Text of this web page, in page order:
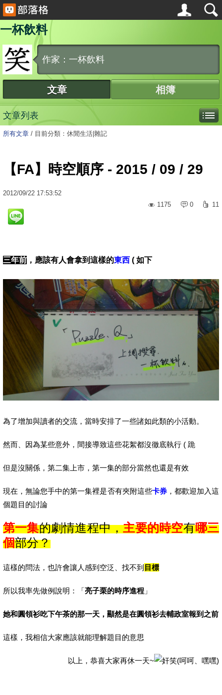
一杯飲料
作家：一杯飲料
文章 相簿
文章列表
所有文章 / 目前分類：休閒生活|雜記
【FA】時空順序 - 2015 / 09 / 29
2012/09/22 17:53:52
1175
0 11
三年前 ，應該有人會拿到這樣的東西 ( 如下
為了增加與讀者的交流，當時安排了一些諸如此類的小活動。
然而、因為某些意外，間接導致這些花絮都沒徹底執行 ( 跪
但是沒關係，第二集上市，第一集的部分當然也還是有效
現在，無論您手中的第一集裡是否有夾附這些卡券，都歡迎加入這
個題目的討論
第一集的劇情進程中，主要的時空有哪三
個部分？
這樣的問法，也許會讓人感到空泛、找不到 目標
所以我率先做例說明：「亮子栗的時序進程 」
她和圓領衫吃下午茶的那一天，顯然是在圓領衫去輔政室報到之前
這樣，我相信大家應該就能理解題目的意思
以上，恭喜大家再休一天~